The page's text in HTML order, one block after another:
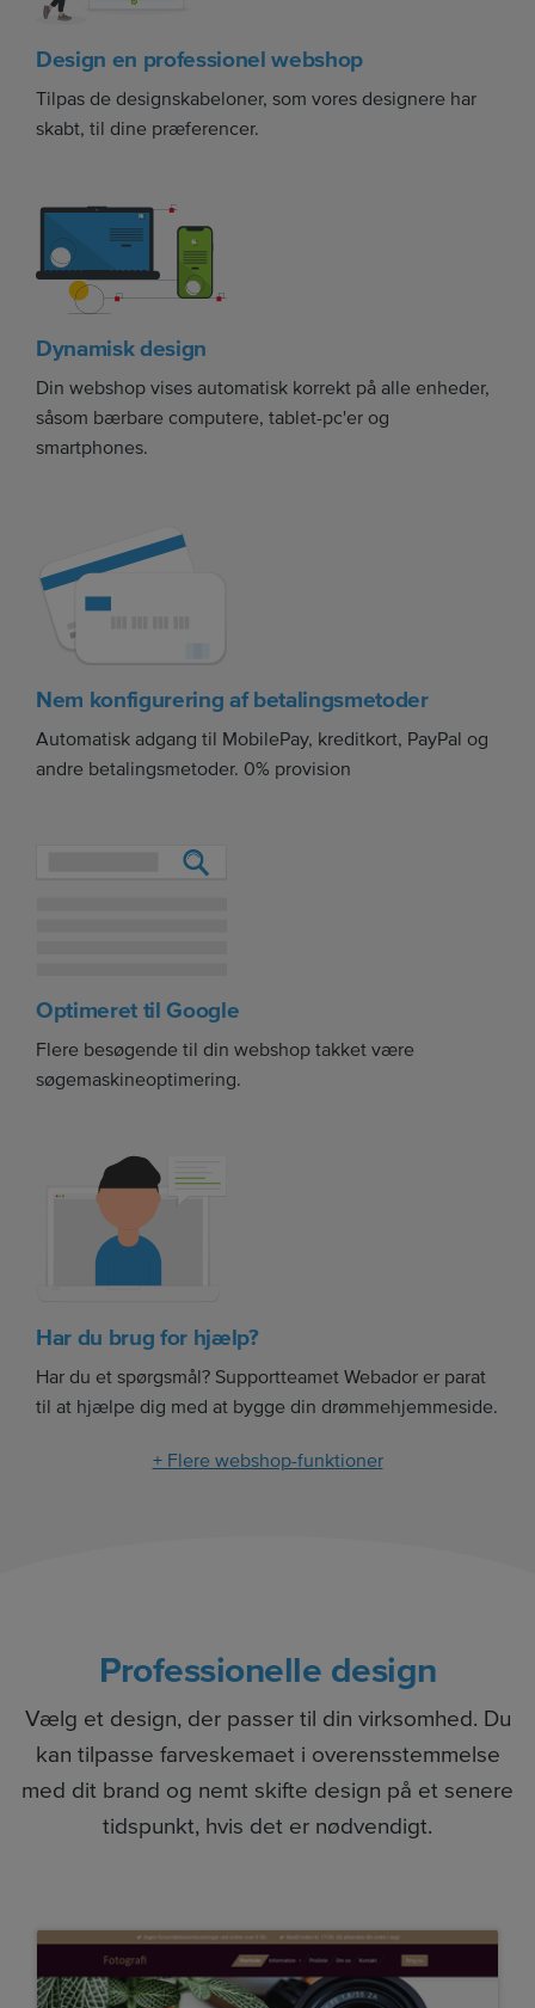
Design en professionel webshop
Tilpas de designskabeloner, som vores designere har
skabt, til dine præferencer.
Dynamisk design
Din webshop vises automatisk korrekt på alle enheder,
såsom bærbare computere, tablet-pc'er og
smartphones.
Nem konfigurering af betalingsmetoder
Automatisk adgang til MobilePay, kreditkort, PayPal og
andre betalingsmetoder. 0% provision
Optimeret til Google
Flere besøgende til din webshop takket være
søgemaskineoptimering.
Har du brug for hjælp?
Har du et spørgsmål? Supportteamet Webador er parat
til at hjælpe dig med at bygge din drømmehjemmeside.
+ Flere webshop-funktioner
Professionelle design
Vælg et design, der passer til din virksomhed. Du
kan tilpasse farveskemaet i overensstemmelse
med dit brand og nemt skifte design på et senere
tidspunkt, hvis det er nødvendigt.